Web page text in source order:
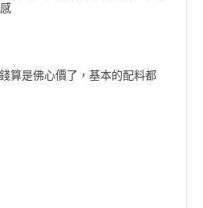
算是佛心價了，基本的配料都